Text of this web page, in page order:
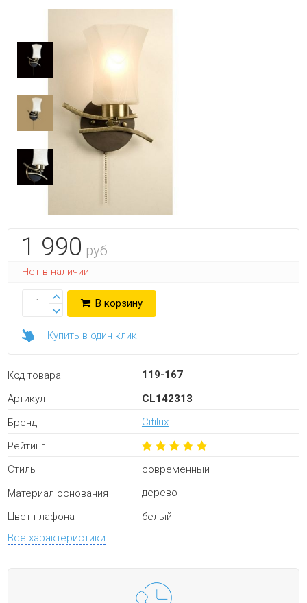
Распродажа
Еще
Мебель
1 990 руб
Нет в наличии
В корзину
Купить в один клик
Код товара
119-167
Артикул
CL142313
Бренд
Citilux
Рейтинг
Стиль
современный
Материал основания
дерево
Цвет плафона
белый
Все характеристики